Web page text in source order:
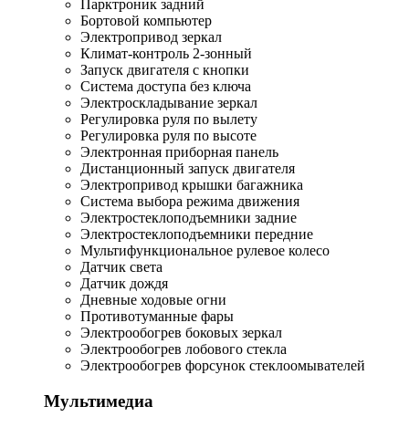
Парктроник задний
Бортовой компьютер
Электропривод зеркал
Климат-контроль 2-зонный
Запуск двигателя с кнопки
Система доступа без ключа
Электроскладывание зеркал
Регулировка руля по вылету
Регулировка руля по высоте
Электронная приборная панель
Дистанционный запуск двигателя
Электропривод крышки багажника
Система выбора режима движения
Электростеклоподъемники задние
Электростеклоподъемники передние
Мультифункциональное рулевое колесо
Датчик света
Датчик дождя
Дневные ходовые огни
Противотуманные фары
Электрообогрев боковых зеркал
Электрообогрев лобового стекла
Электрообогрев форсунок стеклоомывателей
Мультимедиа